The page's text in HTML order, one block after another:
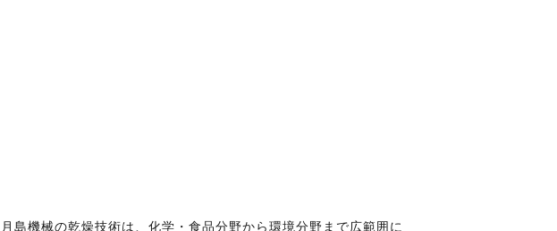
月島機械の乾燥技術は、化学・食品分野から環境分野まで広範囲に